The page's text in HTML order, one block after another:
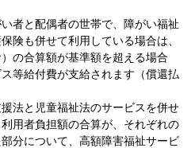
者と配偶者の世帯で、障がい福祉
険も併せて利用している場合は、
の合算額が基準額を超える場合
等給付費が支給されます（償還払
法と児童福祉法のサービスを併せ
用者負担額の合算が、それぞれの
分について、高額障害福祉サービ